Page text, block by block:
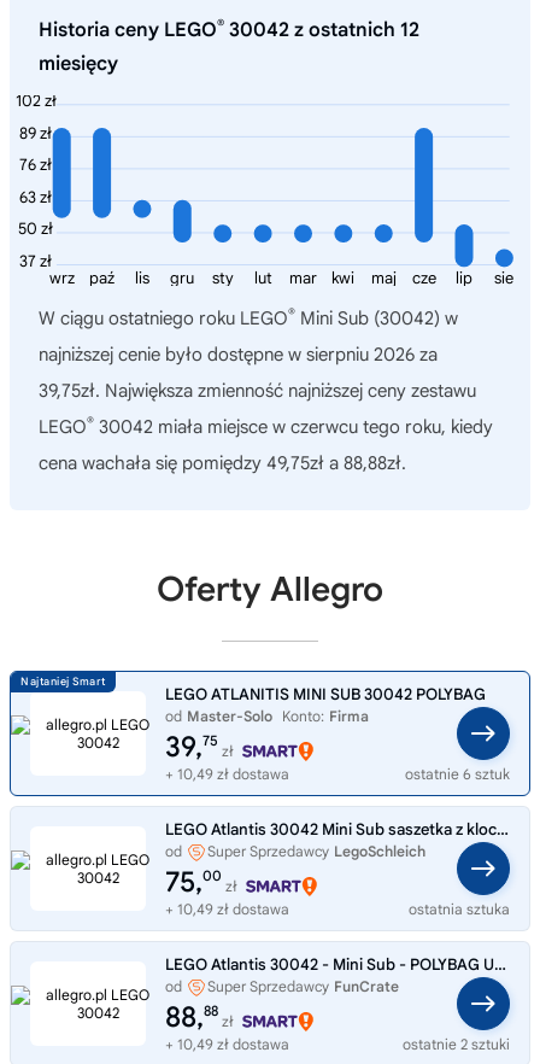
Historia ceny LEGO® 30042 z ostatnich 12
miesięcy
102 zł
89 zł
76 zł
63 zł
50 zł
37 zł
sie
lip
cze
maj
kwi
mar
lut
sty
gru
lis
paź
wrz
W ciągu ostatniego roku LEGO® Mini Sub (30042) w
najniższej cenie było dostępne w sierpniu 2026 za
39,75zł. Największa zmienność najniższej ceny zestawu
LEGO® 30042 miała miejsce w czerwcu tego roku, kiedy
cena wachała się pomiędzy 49,75zł a 88,88zł.
Oferty Allegro
LEGO ATLANITIS MINI SUB 30042 POLYBAG
od Master-Solo Konto: Firma
39,75
zł
+ 10,49 zł dostawa
ostatnie 6 sztuk
LEGO Atlantis 30042 Mini Sub saszetka z klockami minifigurka
od Super Sprzedawcy LegoSchleich
75,00
zł
+ 10,49 zł dostawa
ostatnia sztuka
LEGO Atlantis 30042 - Mini Sub - POLYBAG UNIKAT 2010
od Super Sprzedawcy FunCrate
88,88
zł
+ 10,49 zł dostawa
ostatnie 2 sztuki